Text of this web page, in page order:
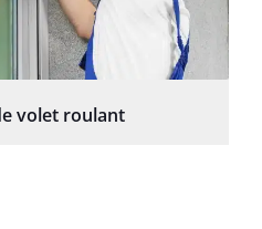
volet roulant